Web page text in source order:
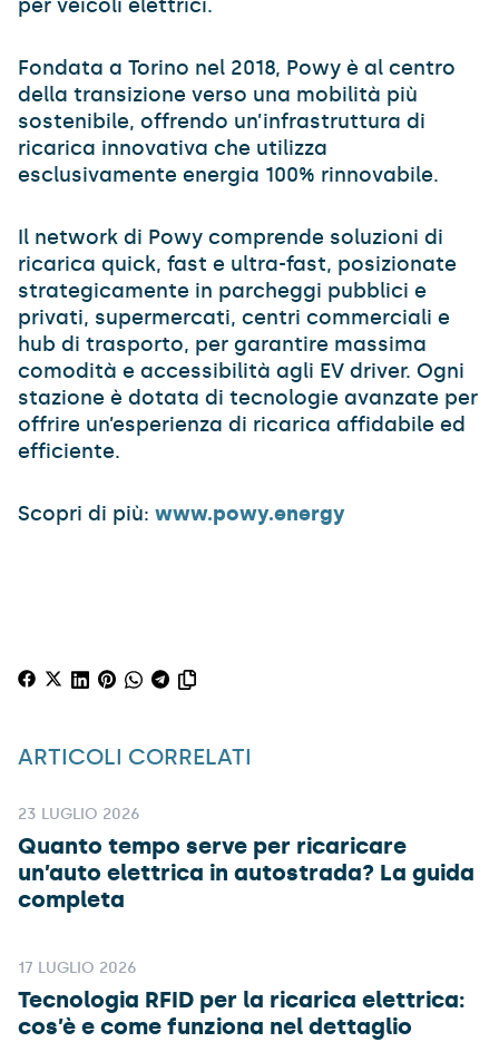
per veicoli elettrici.
Fondata a Torino nel 2018, Powy è al centro
della transizione verso una mobilità più
sostenibile, offrendo un’infrastruttura di
ricarica innovativa che utilizza
esclusivamente energia 100% rinnovabile.
Il network di Powy comprende soluzioni di
ricarica quick, fast e ultra-fast, posizionate
strategicamente in parcheggi pubblici e
privati, supermercati, centri commerciali e
hub di trasporto, per garantire massima
comodità e accessibilità agli EV driver. Ogni
stazione è dotata di tecnologie avanzate per
offrire un’esperienza di ricarica affidabile ed
efficiente.
Scopri di più: www.powy.energy
ARTICOLI CORRELATI
23 LUGLIO 2026
Quanto tempo serve per ricaricare
un’auto elettrica in autostrada? La guida
completa
17 LUGLIO 2026
Tecnologia RFID per la ricarica elettrica:
cos’è e come funziona nel dettaglio